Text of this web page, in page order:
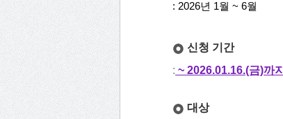
: 2026년 1월 ~ 6월
신청 기간
: ~ 2026.01.16.(금)까지
대상